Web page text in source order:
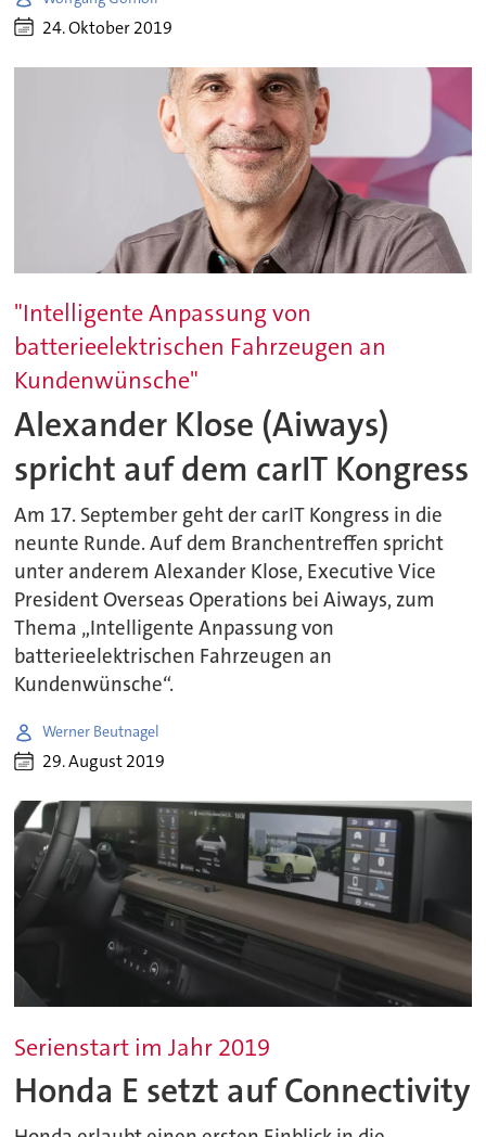
24. Oktober 2019
"Intelligente Anpassung von
batterieelektrischen Fahrzeugen an
Kundenwünsche"
Alexander Klose (Aiways)
spricht auf dem carIT Kongress
Am 17. September geht der carIT Kongress in die
neunte Runde. Auf dem Branchentreffen spricht
unter anderem Alexander Klose, Executive Vice
President Overseas Operations bei Aiways, zum
Thema „Intelligente Anpassung von
batterieelektrischen Fahrzeugen an
Kundenwünsche“.
Werner Beutnagel
29. August 2019
Serienstart im Jahr 2019
Honda E setzt auf Connectivity